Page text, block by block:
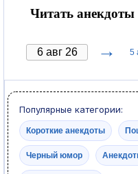
Читать
→ 5
Популярные категории:
Короткие анекдоты
Черный юмор